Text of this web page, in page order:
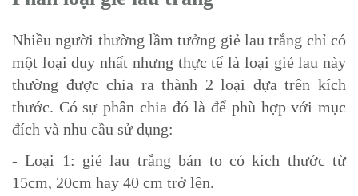
Nhiều người thường lầm tưởng giẻ lau trắng chỉ có
một loại duy nhất nhưng thực tế là loại giẻ lau này
thường được chia ra thành 2 loại dựa trên kích
thước. Có sự phân chia đó là để phù hợp với mục
đích và nhu cầu sử dụng:
- Loại 1: giẻ lau trắng bản to có kích thước từ
15cm, 20cm hay 40 cm trở lên.